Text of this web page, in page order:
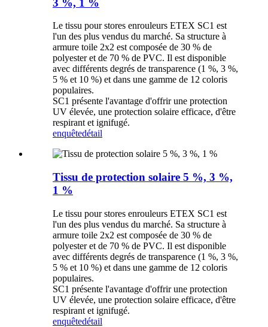
Le tissu pour stores enrouleurs ETEX SC1 est
l'un des plus vendus du marché. Sa structure à
armure toile 2x2 est composée de 30 % de
polyester et de 70 % de PVC. Il est disponible
avec différents degrés de transparence (1 %, 3 %,
5 % et 10 %) et dans une gamme de 12 coloris
populaires.
SC1 présente l'avantage d'offrir une protection
UV élevée, une protection solaire efficace, d'être
respirant et ignifugé.
enquêtedétail
Tissu de protection solaire 5 %, 3 %,
1 %
Le tissu pour stores enrouleurs ETEX SC1 est
l'un des plus vendus du marché. Sa structure à
armure toile 2x2 est composée de 30 % de
polyester et de 70 % de PVC. Il est disponible
avec différents degrés de transparence (1 %, 3 %,
5 % et 10 %) et dans une gamme de 12 coloris
populaires.
SC1 présente l'avantage d'offrir une protection
UV élevée, une protection solaire efficace, d'être
respirant et ignifugé.
enquêtedétail